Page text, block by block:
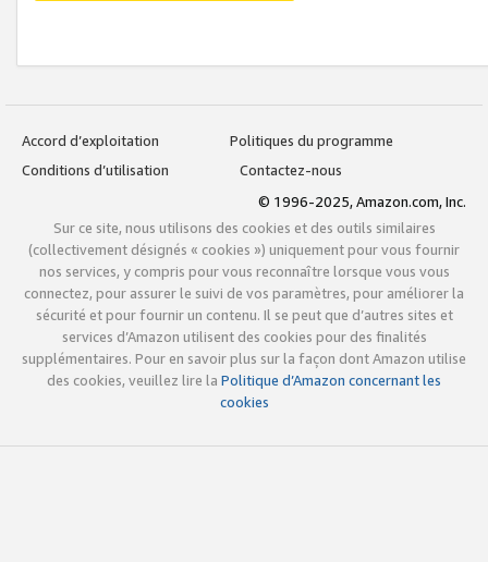
Accord d’exploitation
Politiques du programme
Conditions d’utilisation
Contactez-nous
© 1996-2025, Amazon.com, Inc.
Sur ce site, nous utilisons des cookies et des outils similaires
(collectivement désignés « cookies ») uniquement pour vous fournir
nos services, y compris pour vous reconnaître lorsque vous vous
connectez, pour assurer le suivi de vos paramètres, pour améliorer la
sécurité et pour fournir un contenu. Il se peut que d’autres sites et
services d’Amazon utilisent des cookies pour des finalités
supplémentaires. Pour en savoir plus sur la façon dont Amazon utilise
des cookies, veuillez lire la Politique d’Amazon concernant les
cookies